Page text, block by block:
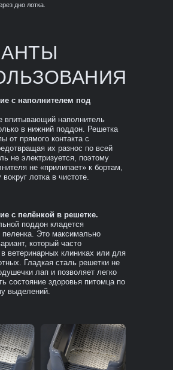
дно лотка.
с наполнителем под
впитывающий наполнитель
в нижний поддон. Решетка
от прямого контакта с
их разнос по всей
не электризуется, поэтому
не «прилипает» к бортам,
лотка в чистоте.
с пелёнкой в решетке.
поддон кладется
Это максимально
который часто
в ветеринарных клиниках или для
Гладкая сталь решетки не
лап и позволяет легко
состояние здоровья питомца по
выделений.